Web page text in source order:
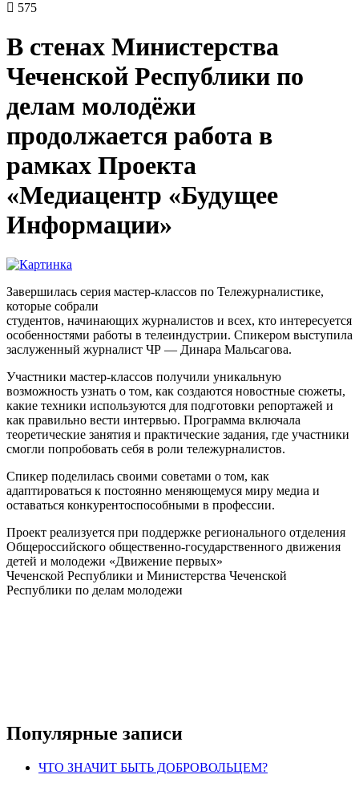
575
В стенах Министерства
Чеченской Республики по
делам молодёжи
продолжается работа в
рамках Проекта
«Медиацентр «Будущее
Информации»
Завершилась серия мастер-классов по Тележурналистике,
которые собрали
студентов, начинающих журналистов и всех, кто интересуется
особенностями работы в телеиндустрии. Спикером выступила
заслуженный журналист ЧР — Динара Мальсагова.
Участники мастер-классов получили уникальную
возможность узнать о том, как создаются новостные сюжеты,
какие техники используются для подготовки репортажей и
как правильно вести интервью. Программа включала
теоретические занятия и практические задания, где участники
смогли попробовать себя в роли тележурналистов.
Спикер поделилась своими советами о том, как
адаптироваться к постоянно меняющемуся миру медиа и
оставаться конкурентоспособными в профессии.
Проект реализуется при поддержке регионального отделения
Общероссийского общественно-государственного движения
детей и молодежи «Движение первых»
Чеченской Республики и Министерства Чеченской
Республики по делам молодежи
Популярные записи
ЧТО ЗНАЧИТ БЫТЬ ДОБРОВОЛЬЦЕМ?